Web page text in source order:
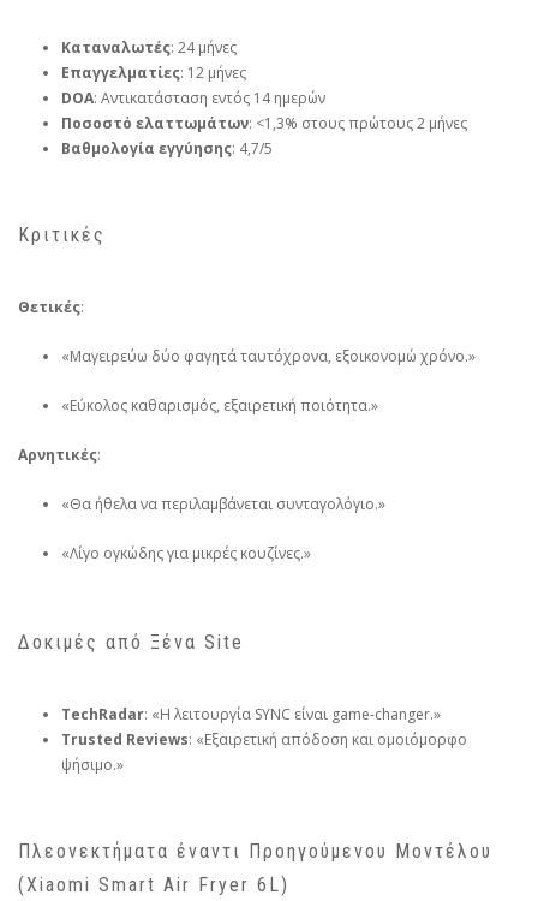
Καταναλωτές: 24 μήνες
Επαγγελματίες: 12 μήνες
DOA: Αντικατάσταση εντός 14 ημερών
Ποσοστό ελαττωμάτων: <1,3% στους πρώτους 2 μήνες
Βαθμολογία εγγύησης: 4,7/5
Κριτικές
Θετικές:
«Μαγειρεύω δύο φαγητά ταυτόχρονα, εξοικονομώ χρόνο.»
«Εύκολος καθαρισμός, εξαιρετική ποιότητα.»
Αρνητικές:
«Θα ήθελα να περιλαμβάνεται συνταγολόγιο.»
«Λίγο ογκώδης για μικρές κουζίνες.»
Δοκιμές από Ξένα Site
TechRadar: «Η λειτουργία SYNC είναι game-changer.»
Trusted Reviews: «Εξαιρετική απόδοση και ομοιόμορφο
ψήσιμο.»
Πλεονεκτήματα έναντι Προηγούμενου Μοντέλου
(Xiaomi Smart Air Fryer 6L)